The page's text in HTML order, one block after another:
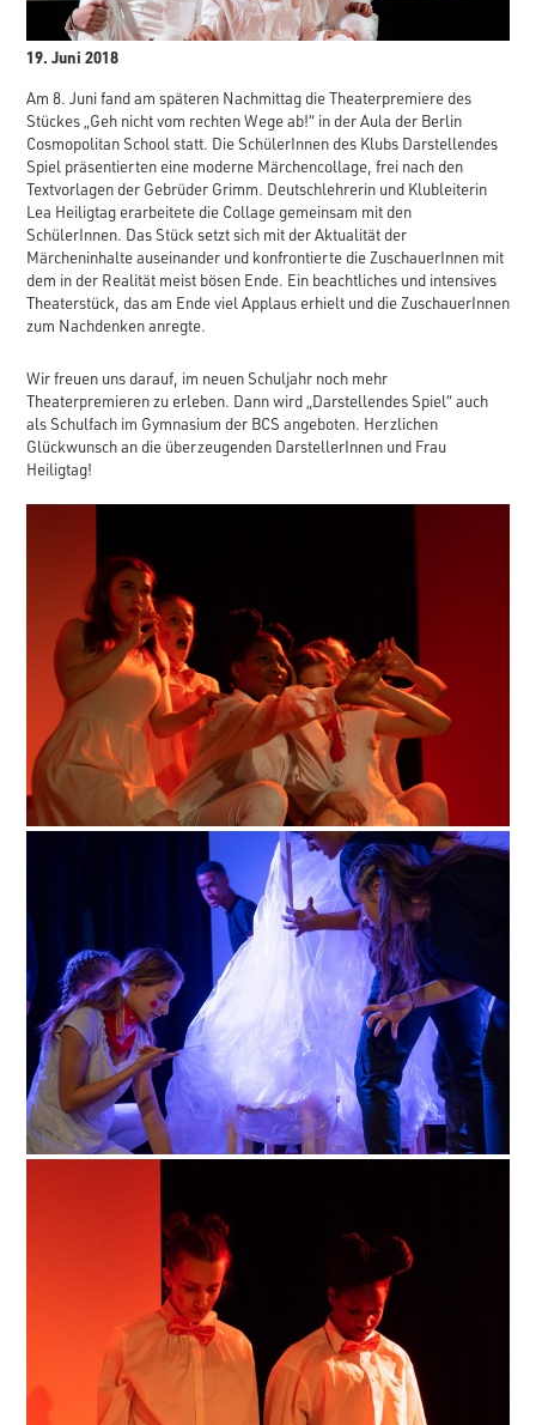
19. Juni 2018
Am 8. Juni fand am späteren Nachmittag die Theaterpremiere des
Stückes „Geh nicht vom rechten Wege ab!“ in der Aula der Berlin
Cosmopolitan School statt. Die SchülerInnen des Klubs Darstellendes
Spiel präsentierten eine moderne Märchencollage, frei nach den
Textvorlagen der Gebrüder Grimm. Deutschlehrerin und Klubleiterin
Lea Heiligtag erarbeitete die Collage gemeinsam mit den
SchülerInnen. Das Stück setzt sich mit der Aktualität der
Märcheninhalte auseinander und konfrontierte die ZuschauerInnen mit
dem in der Realität meist bösen Ende. Ein beachtliches und intensives
Theaterstück, das am Ende viel Applaus erhielt und die ZuschauerInnen
zum Nachdenken anregte.
Wir freuen uns darauf, im neuen Schuljahr noch mehr
Theaterpremieren zu erleben. Dann wird „Darstellendes Spiel“ auch
als Schulfach im Gymnasium der BCS angeboten. Herzlichen
Glückwunsch an die überzeugenden DarstellerInnen und Frau
Heiligtag!